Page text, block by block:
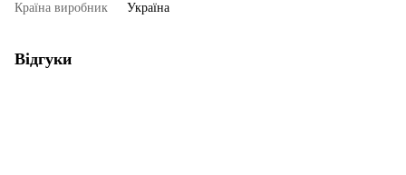
Країна виробник
Україна
Відгуки